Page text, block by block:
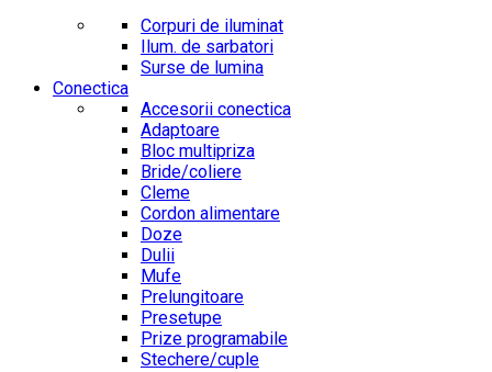
Corpuri de iluminat
Ilum. de sarbatori
Surse de lumina
Conectica
Accesorii conectica
Adaptoare
Bloc multipriza
Bride/coliere
Cleme
Cordon alimentare
Doze
Dulii
Mufe
Prelungitoare
Presetupe
Prize programabile
Stechere/cuple